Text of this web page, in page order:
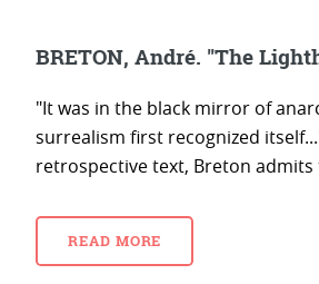
BRETON, André. "The
"It was in the black mirror of
surrealism first recognized
retrospective text, Breton
READ MORE